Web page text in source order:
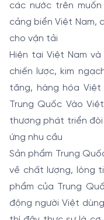
các nước trên
cảng biển Việt Nam,
cho vận tải
Hiện tại Việt Nam
chiến lược, kim
tăng, hàng hóa
Trung Quốc Vào
thương phát triển
ứng nhu cầu
Sản phẩm Trung
về chất lượng, lòng
phẩm của Trung
động người Việt